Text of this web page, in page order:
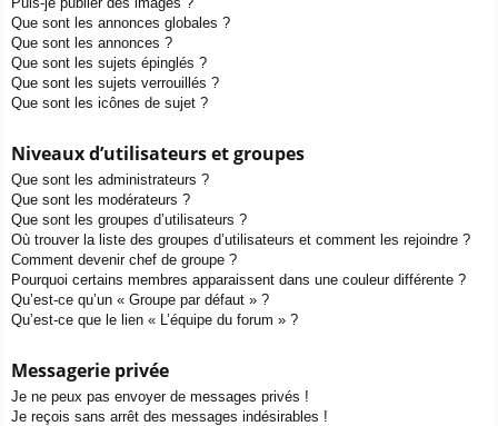
Que sont les annonces globales ?
Que sont les annonces ?
Que sont les sujets épinglés ?
Que sont les sujets verrouillés ?
Que sont les icônes de sujet ?
Niveaux d’utilisateurs et groupes
Que sont les administrateurs ?
Que sont les modérateurs ?
Que sont les groupes d’utilisateurs ?
Où trouver la liste des groupes d’utilisateurs et comment les rejoindre ?
Comment devenir chef de groupe ?
Pourquoi certains membres apparaissent dans une couleur différente ?
Qu’est-ce qu’un « Groupe par défaut » ?
Qu’est-ce que le lien « L’équipe du forum » ?
Messagerie privée
Je ne peux pas envoyer de messages privés !
Je reçois sans arrêt des messages indésirables !